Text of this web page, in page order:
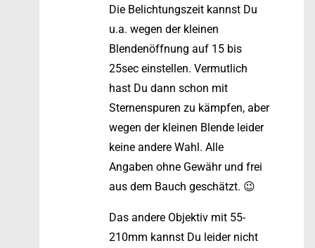
Die Belichtungszeit kannst Du
u.a. wegen der kleinen
Blendenöffnung auf 15 bis
25sec einstellen. Vermutlich
hast Du dann schon mit
Sternenspuren zu kämpfen, aber
wegen der kleinen Blende leider
keine andere Wahl. Alle
Angaben ohne Gewähr und frei
aus dem Bauch geschätzt. 😉
Das andere Objektiv mit 55-
210mm kannst Du leider nicht